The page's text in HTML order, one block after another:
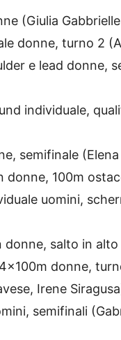
(Giulia
donne, turno 2
e lead donne,
individuale,
semifinale
100m
uomini,
salto in
donne,
Irene
semifinali